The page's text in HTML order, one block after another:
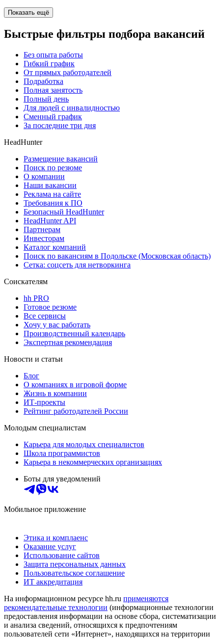
Показать ещё
Быстрые фильтры подбора вакансий
Без опыта работы
Гибкий график
От прямых работодателей
Подработка
Полная занятость
Полный день
Для людей с инвалидностью
Сменный график
За последние три дня
HeadHunter
Размещение вакансий
Поиск по резюме
О компании
Наши вакансии
Реклама на сайте
Требования к ПО
Безопасный HeadHunter
HeadHunter API
Партнерам
Инвесторам
Каталог компаний
Поиск по вакансиям в Подольске (Московская область)
Сетка: соцсеть для нетворкинга
Соискателям
hh PRO
Готовое резюме
Все сервисы
Хочу у вас работать
Производственный календарь
Экспертная рекомендация
Новости и статьи
Блог
О компаниях в игровой форме
Жизнь в компании
ИТ-проекты
Рейтинг работодателей России
Молодым специалистам
Карьера для молодых специалистов
Школа программистов
Карьера в некоммерческих организациях
Боты для уведомлений
Мобильное приложение
Этика и комплаенс
Оказание услуг
Использование сайтов
Защита персональных данных
Пользовательское соглашение
ИТ аккредитация
На информационном ресурсе hh.ru применяются
рекомендательные технологии (информационные технологии
предоставления информации на основе сбора, систематизации
и анализа сведений, относящихся к предпочтениям
пользователей сети «Интернет», находящихся на территории